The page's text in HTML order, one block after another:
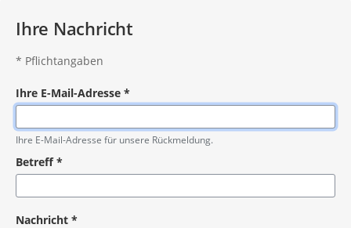
Ihre Nachricht
* Pflichtangaben
Ihre E-Mail-Adresse *
Pflichtangabe
Ihre E-Mail-Adresse für unsere Rückmeldung.
Betreff*
Nachricht *